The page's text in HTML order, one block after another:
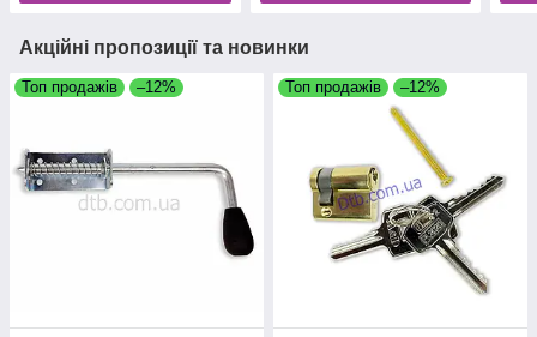
Акційні пропозиції та новинки
Топ продажів –12% Топ продажів –12%